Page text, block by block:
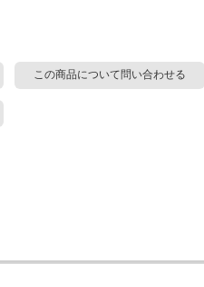
この商品について問い合わせる